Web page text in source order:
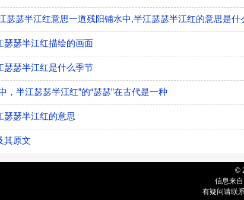
瑟瑟半江红意思一道残阳铺水中,半江瑟瑟半江红的意思是什
瑟瑟半江红描绘的画面
瑟瑟半江红是什么季节
，半江瑟瑟半江红”的“瑟瑟”在古代是一种
瑟瑟半江红的意思
其原文
©
信息来
有疑问请联